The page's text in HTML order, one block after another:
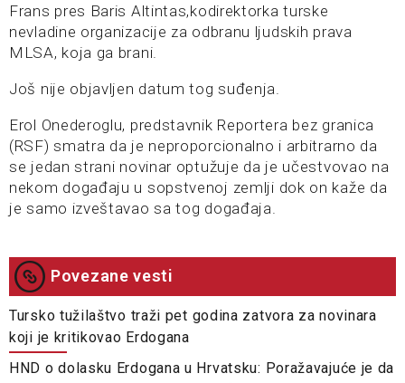
Frans pres Baris Altintas,kodirektorka turske
nevladine organizacije za odbranu ljudskih prava
MLSA, koja ga brani.
Još nije objavljen datum tog suđenja.
Erol Onederoglu, predstavnik Reportera bez granica
(RSF) smatra da je neproporcionalno i arbitrarno da
se jedan strani novinar optužuje da je učestvovao na
nekom događaju u sopstvenoj zemlji dok on kaže da
je samo izveštavao sa tog događaja.
Povezane vesti
Tursko tužilaštvo traži pet godina zatvora za novinara
koji je kritikovao Erdogana
HND o dolasku Erdogana u Hrvatsku: Poražavajuće je da